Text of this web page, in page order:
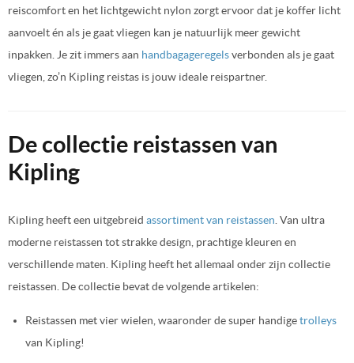
reiscomfort en het lichtgewicht nylon zorgt ervoor dat je koffer licht
aanvoelt én als je gaat vliegen kan je natuurlijk meer gewicht
inpakken. Je zit immers aan handbagageregelsverbonden als je gaat
vliegen, zo’n Kipling reistas is jouw ideale reispartner.
De collectie reistassen van
Kipling
Kipling heeft een uitgebreid assortiment van reistassen . Van ultra
moderne reistassen tot strakke design, prachtige kleuren en
verschillende maten. Kipling heeft het allemaal onder zijn collectie
reistassen. De collectie bevat de volgende artikelen:
Reistassen met vier wielen, waaronder de super handigetrolleys
van Kipling!